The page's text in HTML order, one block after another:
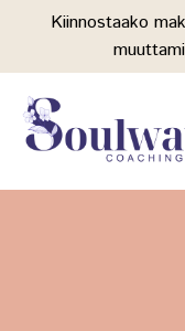
Kiinnostaako